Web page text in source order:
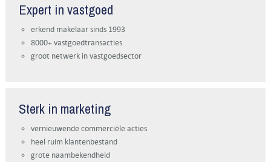
Expert in vastgoed
erkend makelaar sinds 1993
8000+ vastgoedtransacties
groot netwerk in vastgoedsector
Sterk in marketing
vernieuwende commerciële acties
heel ruim klantenbestand
grote naambekendheid